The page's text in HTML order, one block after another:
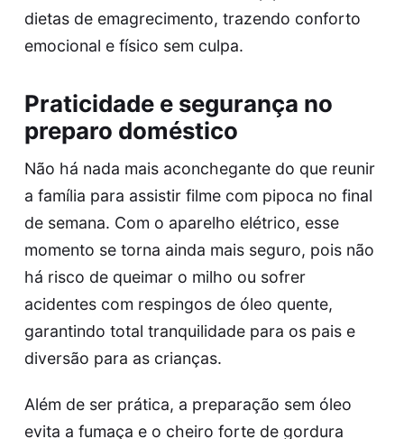
dietas de emagrecimento, trazendo conforto
emocional e físico sem culpa.
Praticidade e segurança no
preparo doméstico
Não há nada mais aconchegante do que reunir
a família para assistir filme com pipoca no final
de semana. Com o aparelho elétrico, esse
momento se torna ainda mais seguro, pois não
há risco de queimar o milho ou sofrer
acidentes com respingos de óleo quente,
garantindo total tranquilidade para os pais e
diversão para as crianças.
Além de ser prática, a preparação sem óleo
evita a fumaça e o cheiro forte de gordura